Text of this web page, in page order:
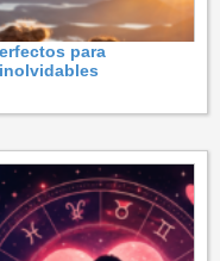
para